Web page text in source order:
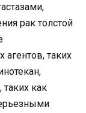
рак толстой
агентов, таких
как